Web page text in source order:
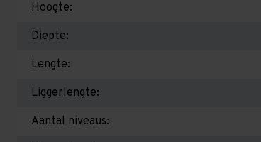
Hoogte:
Diepte:
Lengte:
Liggerlengte:
Aantal niveaus: